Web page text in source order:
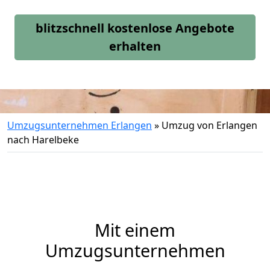
blitzschnell kostenlose Angebote
erhalten
Umzugsunternehmen Erlangen » Umzug von Erlangen
nach Harelbeke
Mit einem
Umzugsunternehmen